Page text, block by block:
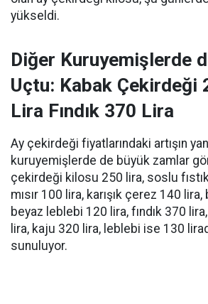
yükseldi.
Diğer Kuruyemişlerde
Uçtu: Kabak Çekirdeği
Lira Fındık 370 Lira
Ay çekirdeği fiyatlarındaki artışın
kuruyemişlerde de büyük zamlar
çekirdeği kilosu 250 lira, soslu
mısır 100 lira, karışık çerez 140 lira,
beyaz leblebi 120 lira, fındık 370
lira, kaju 320 lira, leblebi ise 130
sunuluyor.